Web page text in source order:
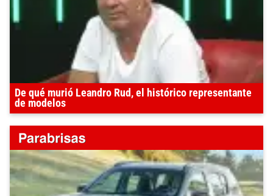
De qué murió Leandro Rud, el histórico representante
de modelos